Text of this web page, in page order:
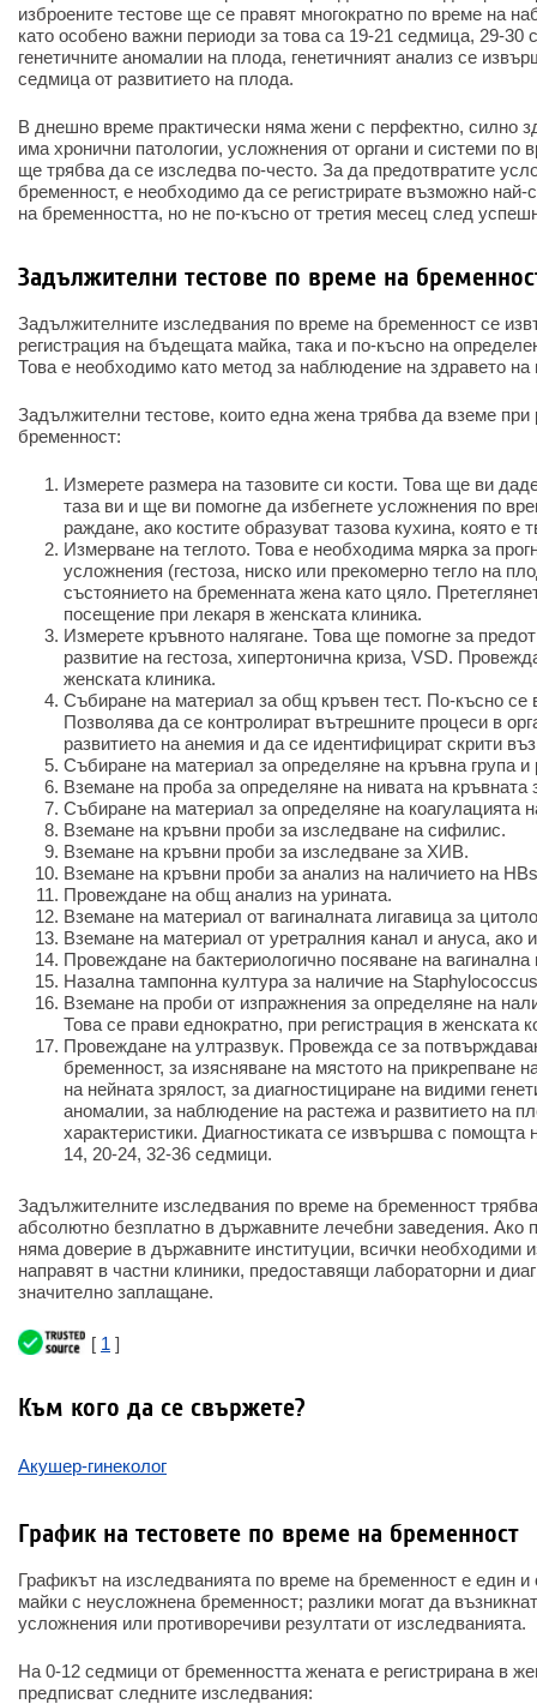
изброените тестове ще се правят многократно по време на
като особено важни периоди за това са 19-21 седмица, 29-
генетичните аномалии на плода, генетичният анализ се
седмица от развитието на плода.
В днешно време практически няма жени с перфектно, силно
има хронични патологии, усложнения от органи и системи по
ще трябва да се изследва по-често. За да предотвратите
бременност, е необходимо да се регистрирате възможно
на бременността, но не по-късно от третия месец след
Задължителни тестове по време на
Задължителните изследвания по време на бременност се
регистрация на бъдещата майка, така и по-късно на
Това е необходимо като метод за наблюдение на здравето
Задължителни тестове, които една жена трябва да вземе при
бременност:
Измерете размера на тазовите си кости. Това ще ви
таза ви и ще ви помогне да избегнете усложнения по
раждане, ако костите образуват тазова кухина, която е
Измерване на теглото. Това е необходима мярка за
усложнения (гестоза, ниско или прекомерно тегло на
състоянието на бременната жена като цяло.
посещение при лекаря в женската клиника.
Измерете кръвното налягане. Това ще помогне за
развитие на гестоза, хипертонична криза, VSD.
женската клиника.
Събиране на материал за общ кръвен тест. По-късно се
Позволява да се контролират вътрешните процеси в
развитието на анемия и да се идентифицират скрити
Събиране на материал за определяне на кръвна група и
Вземане на проба за определяне на нивата на кръвната
Събиране на материал за определяне на коагулацията
Вземане на кръвни проби за изследване на сифилис.
Вземане на кръвни проби за изследване за ХИВ.
Вземане на кръвни проби за анализ на наличието на
Провеждане на общ анализ на урината.
Вземане на материал от вагиналната лигавица за
Вземане на материал от уретралния канал и ануса, ако
Провеждане на бактериологично посяване на
Назална тампонна култура за наличие на
Вземане на проби от изпражнения за определяне на
Това се прави еднократно, при регистрация в женската
Провеждане на ултразвук. Провежда се за
бременност, за изясняване на мястото на прикрепване
на нейната зрялост, за диагностициране на видими
аномалии, за наблюдение на растежа и развитието на
характеристики. Диагностиката се извършва с помощта
14, 20-24, 32-36 седмици.
Задължителните изследвания по време на бременност
абсолютно безплатно в държавните лечебни заведения. Ако
няма доверие в държавните институции, всички необходими
направят в частни клиники, предоставящи лабораторни и
значително заплащане.
[ 1 ]
Към кого да се свържете?
Акушер-гинеколог
График на тестовете по време на бременност
Графикът на изследванията по време на бременност е един
майки с неусложнена бременност; разлики могат да
усложнения или противоречиви резултати от изследванията.
На 0-12 седмици от бременността жената е регистрирана в
предписват следните изследвания: